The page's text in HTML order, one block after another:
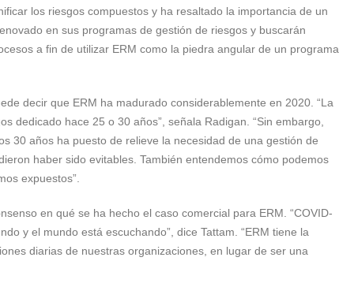
los riesgos compuestos y ha resaltado la importancia de un
en sus programas de gestión de riesgos y buscarán
a fin de utilizar ERM como la piedra angular de un programa
decir que ERM ha madurado considerablemente en 2020. “La
dedicado hace 25 o 30 años”, señala Radigan. “Sin embargo,
30 años ha puesto de relieve la necesidad de una gestión de
haber sido evitables. También entendemos cómo podemos
expuestos”.
en qué se ha hecho el caso comercial para ERM. “COVID-
y el mundo está escuchando”, dice Tattam. “ERM tiene la
diarias de nuestras organizaciones, en lugar de ser una